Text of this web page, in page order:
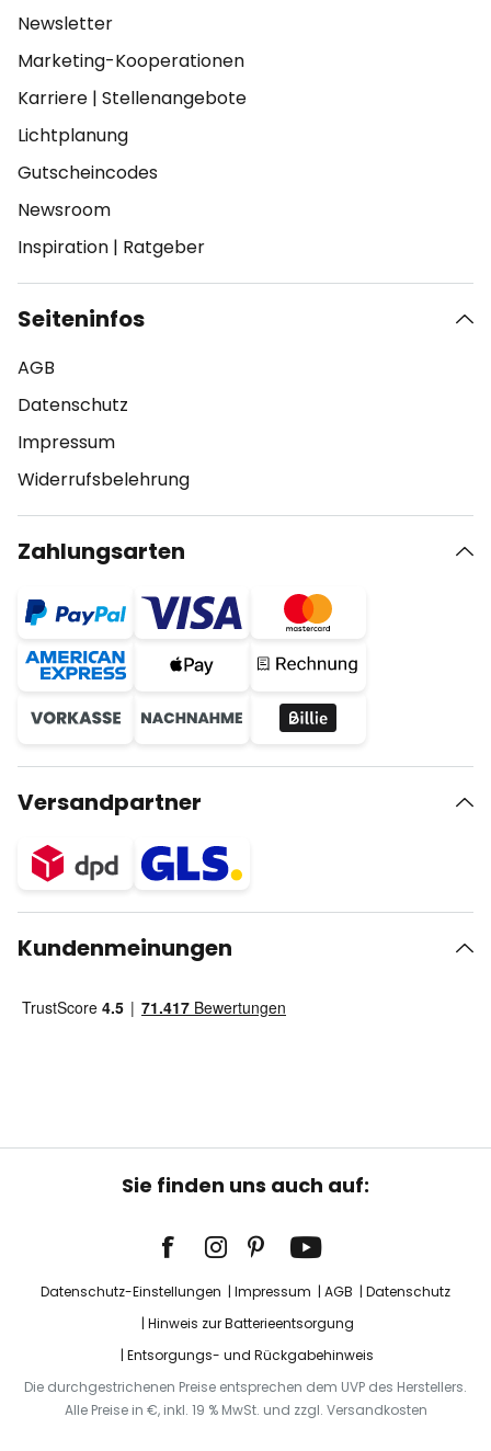
Newsletter
Marketing-Kooperationen
Karriere | Stellenangebote
Lichtplanung
Gutscheincodes
Newsroom
Inspiration | Ratgeber
Seiteninfos
AGB
Datenschutz
Impressum
Widerrufsbelehrung
Zahlungsarten
Versandpartner
Kundenmeinungen
Sie finden uns auch auf:
Datenschutz-Einstellungen Impressum AGB
Datenschutz
Hinweis zur Batterieentsorgung
Entsorgungs- und Rückgabehinweis
Die durchgestrichenen Preise entsprechen dem UVP des Herstellers.
Alle Preise in €, inkl. 19 % MwSt. und zzgl. Versandkosten